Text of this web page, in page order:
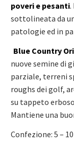
poveri e pesanti.
sottolineata da
patologie ed in
Blue Country
nuove semine di
parziale, terreni
roughs dei golf,
su tappeto
Mantiene una
Confezione: 5 –